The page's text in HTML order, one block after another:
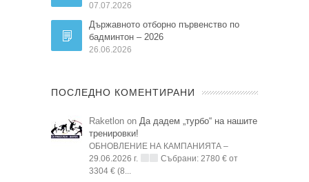
07.07.2026
Държавното отборно първенство по
бадминтон – 2026
26.06.2026
ПОСЛЕДНО КОМЕНТИРАНИ
Raketlon on Да дадем „турбо“ на нашите
тренировки!
ОБНОВЛЕНИЕ НА КАМПАНИЯТА –
29.06.2026 г.
Събрани: 2780 € от
3304 € (8...